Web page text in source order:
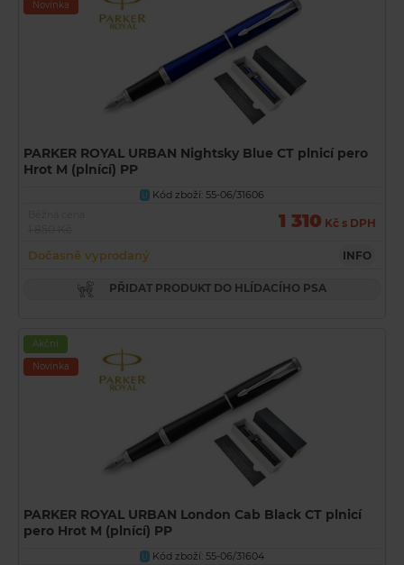
Novinka
PARKER ROYAL URBAN Nightsky Blue CT plnicí pero
Hrot M (plnící) PP
U
Kód zboží: 55-06/31606
1 310 Kč s DPH
Dočasně vyprodaný INFO
PŘIDAT PRODUKT DO HLÍDACÍHO PSA
Akční
Novinka
PARKER ROYAL URBAN London Cab Black CT plnicí
pero Hrot M (plnící) PP
U
Kód zboží: 55-06/31604